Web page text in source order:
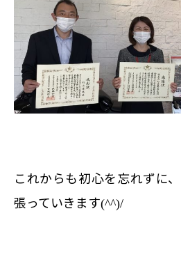
これからも初心を忘れずに
張っていきます(^^)/